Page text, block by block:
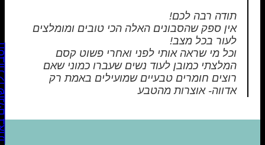
תודה רבה לכם!
אין ספק שהסבונים האלה הכי טובים ומומלצים
לעור בכל מצב!
וכל מי שראה אותי לפני ואחרי פשוט קסם
המלצתי כמובן לעוד נשים שעברו כמוני שאם
רוצים חומרים טבעיים שמועילים באמת רק
אדווה- אוצרות מהטבע